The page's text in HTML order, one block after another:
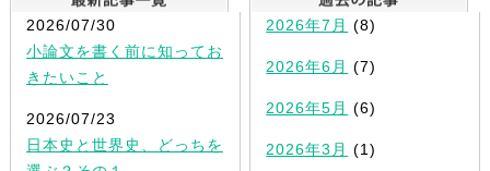
2026/07/30
小論文を書く前に知ってお
きたいこと
2026/07/23
日本史と世界史、どっちを
2026年7月 (8)
2026年6月 (7)
2026年5月 (6)
2026年3月 (1)